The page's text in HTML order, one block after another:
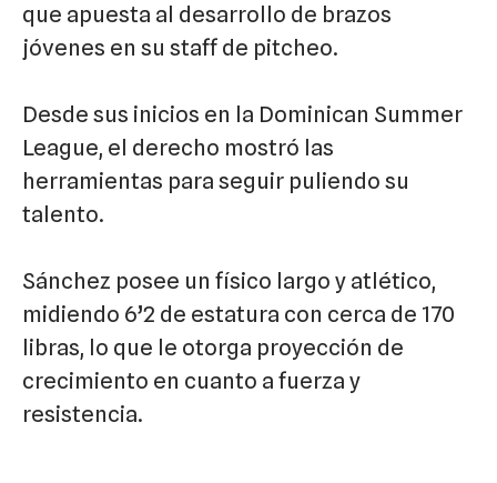
que apuesta al desarrollo de brazos
jóvenes en su staff de pitcheo.
Desde sus inicios en la Dominican Summer
League, el derecho mostró las
herramientas para seguir puliendo su
talento.
Sánchez posee un físico largo y atlético,
midiendo 6’2 de estatura con cerca de 170
libras, lo que le otorga proyección de
crecimiento en cuanto a fuerza y
resistencia.